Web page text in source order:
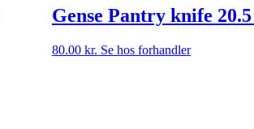
Gense Pantry knife
80.00 kr. Se hos forhandler